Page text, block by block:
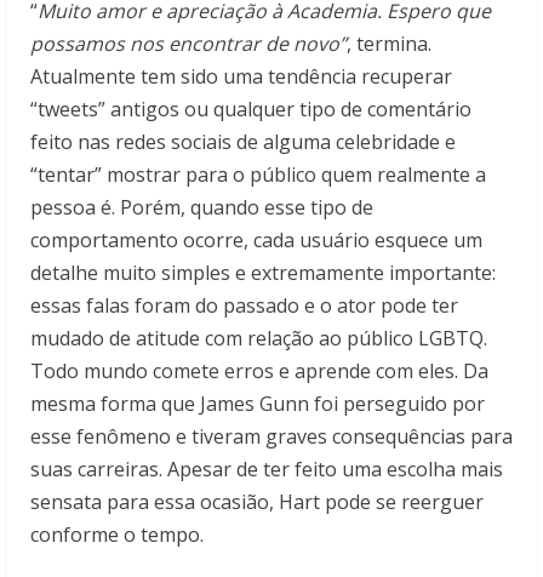
“Muito amor e apreciação à Academia. Espero que
possamos nos encontrar de novo”, termina.
Atualmente tem sido uma tendência recuperar
“tweets” antigos ou qualquer tipo de comentário
feito nas redes sociais de alguma celebridade e
“tentar” mostrar para o público quem realmente a
pessoa é. Porém, quando esse tipo de
comportamento ocorre, cada usuário esquece um
detalhe muito simples e extremamente importante:
essas falas foram do passado e o ator pode ter
mudado de atitude com relação ao público LGBTQ.
Todo mundo comete erros e aprende com eles. Da
mesma forma que James Gunn foi perseguido por
esse fenômeno e tiveram graves consequências para
suas carreiras. Apesar de ter feito uma escolha mais
sensata para essa ocasião, Hart pode se reerguer
conforme o tempo.